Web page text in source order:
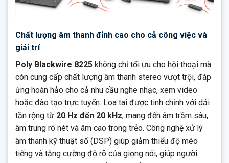
Chất lượng âm thanh đỉnh cao cho cả công việc và
giải trí
Poly Blackwire 8225 không chỉ tối ưu cho hội thoại mà
còn cung cấp chất lượng âm thanh stereo vượt trội, đáp
ứng hoàn hảo cho cả nhu cầu nghe nhạc, xem video
hoặc đào tạo trực tuyến. Loa tai được tinh chỉnh với dải
tần rộng từ 20 Hz đến 20 kHz, mang đến âm trầm sâu,
âm trung rõ nét và âm cao trong trẻo. Công nghệ xử lý
âm thanh kỹ thuật số (DSP) giúp giảm thiểu độ méo
tiếng và tăng cường độ rõ của giọng nói, giúp người